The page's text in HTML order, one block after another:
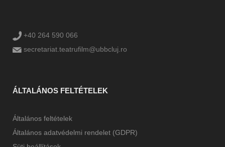
+40 264 590 066
secretariat.teatrufilm@ubbcluj.ro
ÁLTALÁNOS FELTÉTELEK
Általános feltételek
Általános adatvédelmi rendelet (GDPR)